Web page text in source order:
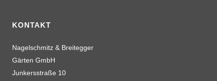
KONTAKT
Nagelschmitz & Breitegger
Gärten GmbH
Junkersstraße 10